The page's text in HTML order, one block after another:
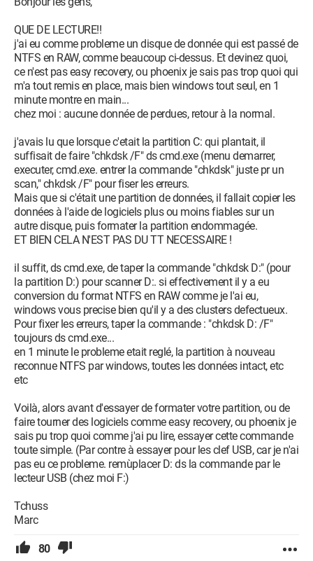
QUE DE LECTURE!!
j'ai eu comme probleme un disque de donnée qui est passé de
NTFS en RAW, comme beaucoup ci-dessus. Et devinez quoi,
ce n'est pas easy recovery, ou phoenix je sais pas trop quoi qui
m'a tout remis en place, mais bien windows tout seul, en 1
minute montre en main...
chez moi : aucune donnée de perdues, retour à la normal.
j'avais lu que lorsque c'etait la partition C: qui plantait, il
suffisait de faire "chkdsk /F" ds cmd.exe (menu demarrer,
executer, cmd.exe. entrer la commande "chkdsk" juste pr un
scan," chkdsk /F" pour fiser les erreurs.
Mais que si c'était une partition de données, il fallait copier les
données à l'aide de logiciels plus ou moins fiables sur un
autre disque, puis formater la partition endommagée.
ET BIEN CELA N'EST PAS DU TT NECESSAIRE !
il suffit, ds cmd.exe, de taper la commande "chkdsk D:" (pour
la partition D:) pour scanner D:. si effectivement il y a eu
conversion du format NTFS en RAW comme je l'ai eu,
windows vous precise bien qu'il y a des clusters defectueux.
Pour fixer les erreurs, taper la commande : "chkdsk D: /F"
toujours ds cmd.exe...
en 1 minute le probleme etait reglé, la partition à nouveau
reconnue NTFS par windows, toutes les données intact, etc
etc
Voilà, alors avant d'essayer de formater votre partition, ou de
faire tourner des logiciels comme easy recovery, ou phoenix je
sais pu trop quoi comme j'ai pu lire, essayer cette commande
toute simple. (Par contre à essayer pour les clef USB, car je n'ai
pas eu ce probleme. remùplacer D: ds la commande par le
lecteur USB (chez moi F:)
Tchuss
Marc
80